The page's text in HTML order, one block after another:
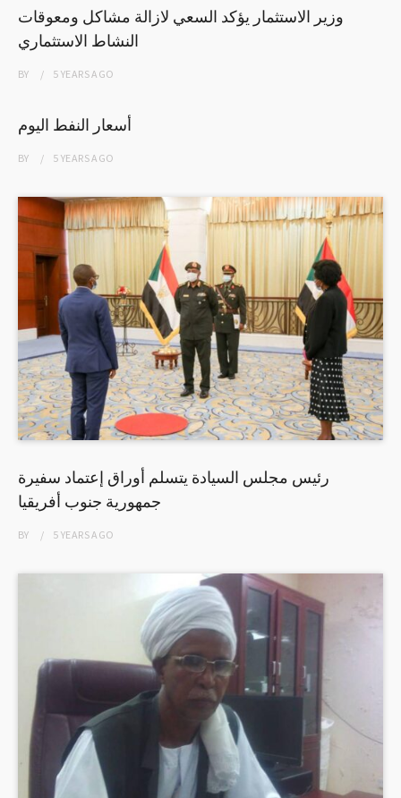
وزير الاستثمار يؤكد السعي لازالة مشاكل ومعوقات
النشاط الاستثماري
BY 5 YEARSAGO
أسعار النفط اليوم
BY 5 YEARSAGO
رئيس مجلس السيادة يتسلم أوراق إعتماد سفيرة
جمهورية جنوب أفريقيا
BY 5 YEARSAGO